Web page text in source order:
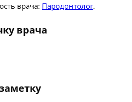
врача: Пародонтолог.
врача